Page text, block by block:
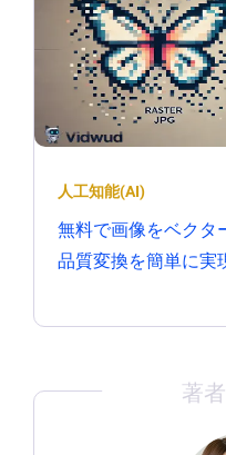
人工知能(AI)
無料で画像をベクタ
品質変換を簡単に実
著